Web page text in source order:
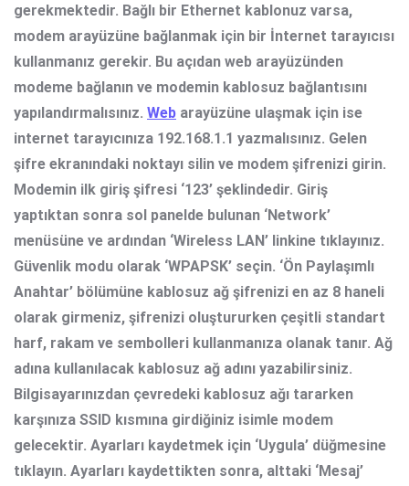
gerekmektedir. Bağlı bir Ethernet kablonuz varsa,
modem arayüzüne bağlanmak için bir İnternet tarayıcısı
kullanmanız gerekir. Bu açıdan web arayüzünden
modeme bağlanın ve modemin kablosuz bağlantısını
yapılandırmalısınız. Web arayüzüne ulaşmak için ise
internet tarayıcınıza 192.168.1.1 yazmalısınız. Gelen
şifre ekranındaki noktayı silin ve modem şifrenizi girin.
Modemin ilk giriş şifresi ‘123’ şeklindedir. Giriş
yaptıktan sonra sol panelde bulunan ‘Network’
menüsüne ve ardından ‘Wireless LAN’ linkine tıklayınız.
Güvenlik modu olarak ‘WPAPSK’ seçin. ‘Ön Paylaşımlı
Anahtar’ bölümüne kablosuz ağ şifrenizi en az 8 haneli
olarak girmeniz, şifrenizi oluştururken çeşitli standart
harf, rakam ve sembolleri kullanmanıza olanak tanır. Ağ
adına kullanılacak kablosuz ağ adını yazabilirsiniz.
Bilgisayarınızdan çevredeki kablosuz ağı tararken
karşınıza SSID kısmına girdiğiniz isimle modem
gelecektir. Ayarları kaydetmek için ‘Uygula’ düğmesine
tıklayın. Ayarları kaydettikten sonra, alttaki ‘Mesaj’